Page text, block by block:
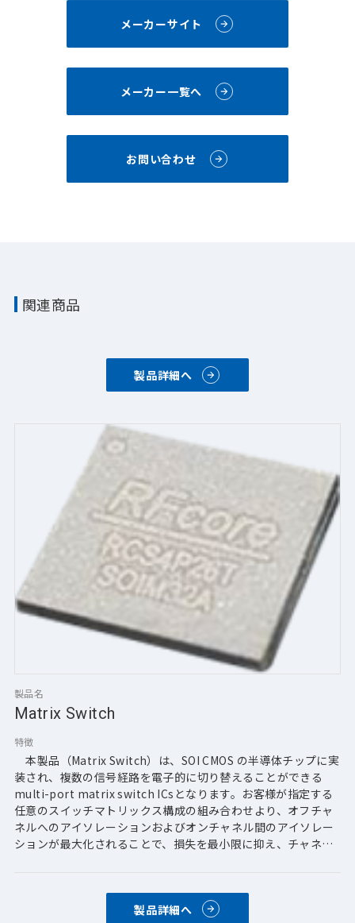
メーカーサイト
メーカー一覧へ
お問い合わせ
関連商品
製品名
Matrix Switch
特徴
本製品（Matrix Switch）は、SOI CMOS の半導体チップに実
装され、複数の信号経路を電子的に切り替えることができる
multi-port matrix switch ICsとなります。お客様が指定する
任意のスイッチマトリックス構成の組み合わせより、オフチャ
ネルへのアイソレーションおよびオンチャネル間のアイソレー
ションが最大化されることで、損失を最小限に抑え、チャネル
出力や高いアイソレーションなど、求められる特性に応じて、
お客様の要求に応じて設計に追加することができます。
製品詳細へ
製品詳細へ